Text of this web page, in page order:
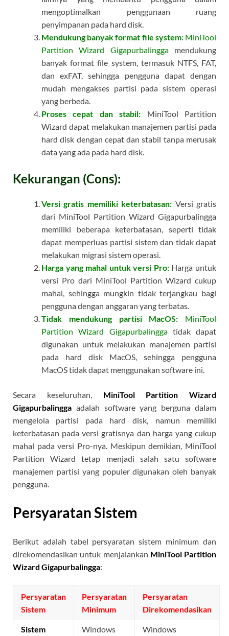
mengoptimalkan penggunaan ruang
penyimpanan pada hard disk.
Mendukung banyak format file system:MiniTool
Partition Wizard Gigapurbalinggamendukung
banyak format file system, termasuk NTFS, FAT,
dan exFAT, sehingga pengguna dapat dengan
mudah mengakses partisi pada sistem operasi
yang berbeda.
Proses cepat dan stabil: MiniTool Partition
Wizard dapat melakukan manajemen partisi pada
hard disk dengan cepat dan stabil tanpa merusak
data yang ada pada hard disk.
Kekurangan (Cons):
Versi gratis memiliki keterbatasan: Versi gratis
dari MiniTool Partition Wizard Gigapurbalingga
memiliki beberapa keterbatasan, seperti tidak
dapat memperluas partisi sistem dan tidak dapat
melakukan migrasi sistem operasi.
Harga yang mahal untuk versi Pro:Harga untuk
versi Pro dari MiniTool Partition Wizard cukup
mahal, sehingga mungkin tidak terjangkau bagi
pengguna dengan anggaran yang terbatas.
Tidak mendukung partisi MacOS: MiniTool
Partition Wizard Gigapurbalinggatidak dapat
digunakan untuk melakukan manajemen partisi
pada hard disk MacOS, sehingga pengguna
MacOS tidak dapat menggunakan software ini.
Secara keseluruhan, MiniTool Partition Wizard
Gigapurbalingga adalah software yang berguna dalam
mengelola partisi pada hard disk, namun memiliki
keterbatasan pada versi gratisnya dan harga yang cukup
mahal pada versi Pro-nya. Meskipun demikian, MiniTool
Partition Wizard tetap menjadi salah satu software
manajemen partisi yang populer digunakan oleh banyak
pengguna.
Persyaratan Sistem
Berikut adalah tabel persyaratan sistem minimum dan
direkomendasikan untuk menjalankan MiniTool Partition
Wizard Gigapurbalingga:
Persyaratan
Sistem
Persyaratan
Minimum
Persyaratan
Direkomendasikan
Sistem
Windows
Windows